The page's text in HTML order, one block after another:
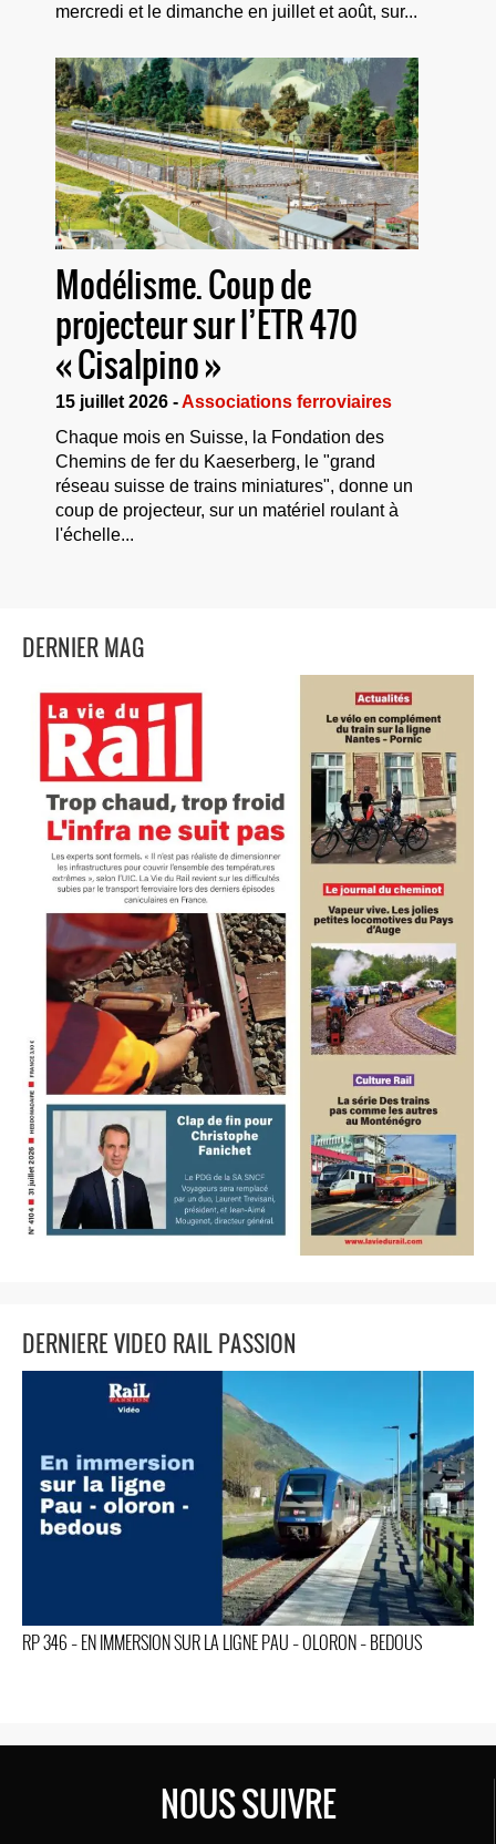
mercredi et le dimanche en juillet et août, sur...
Modélisme. Coup de
projecteur sur l’ETR 470
« Cisalpino »
15 juillet 2026 -Associations ferroviaires
Chaque mois en Suisse, la Fondation des
Chemins de fer du Kaeserberg, le "grand
réseau suisse de trains miniatures", donne un
coup de projecteur, sur un matériel roulant à
l'échelle...
DERNIER MAG
DERNIERE VIDEO RAIL PASSION
RP 346 – EN IMMERSION SUR LA LIGNE PAU – OLORON – BEDOUS
NOUS SUIVRE